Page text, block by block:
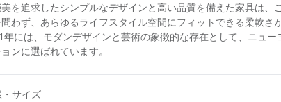
を追求したシンプルなデザインと高い品質を備えた家具は、
わず、あらゆるライフスタイル空間にフィットできる柔軟さが
年には、モダンデザインと芸術の象徴的な存在として、ニュー
ンに選ばれています。
サイズ